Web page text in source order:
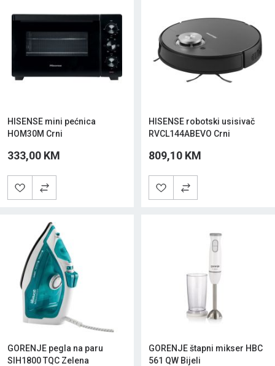
HISENSE mini pećnica
HOM30M Crni
333,00 KM
HISENSE robotski usisivač
RVCL144ABEVO Crni
809,10 KM
GORENJE pegla na paru
SIH1800 TQC Zelena
GORENJE štapni mikser HBC
561 QW Bijeli